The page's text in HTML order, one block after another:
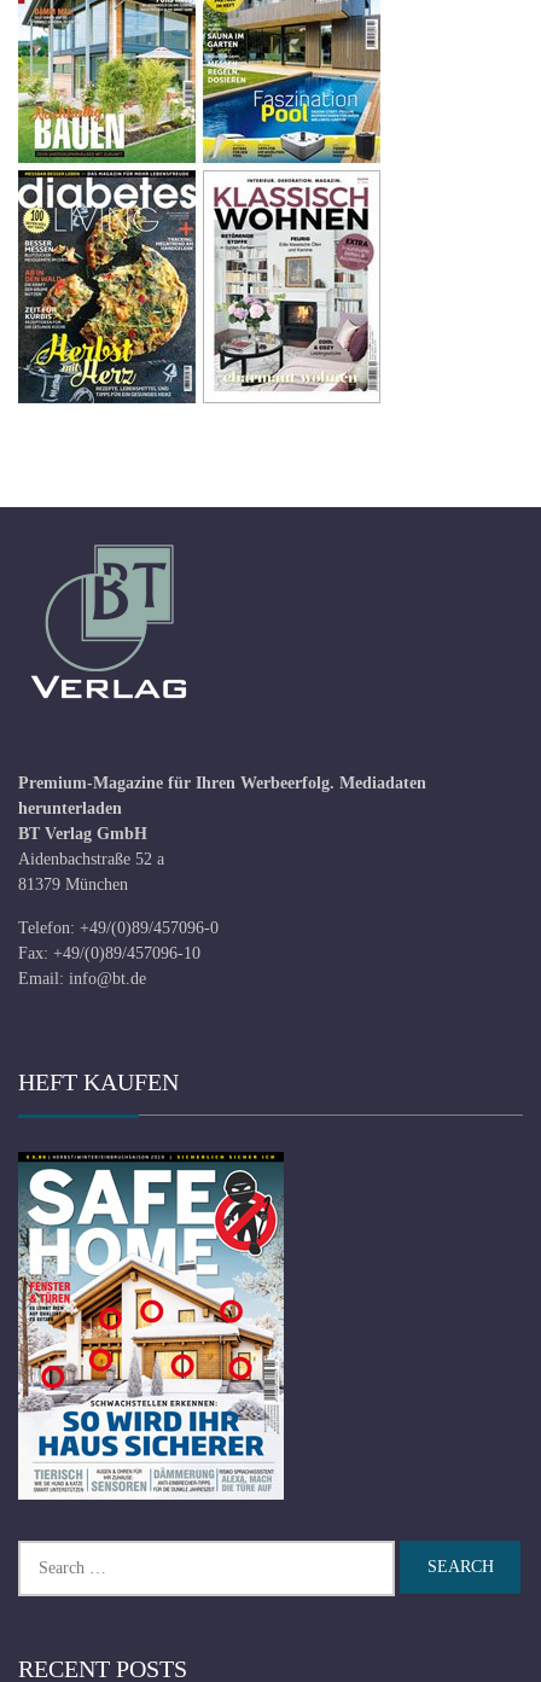
Premium-Magazine für Ihren Werbeerfolg. Mediadaten
herunterladen
BT Verlag GmbH
Aidenbachstraße 52 a
81379 München
Telefon: +49/(0)89/457096-0
Fax: +49/(0)89/457096-10
Email: info@bt.de
HEFT KAUFEN
for:
RECENT POSTS